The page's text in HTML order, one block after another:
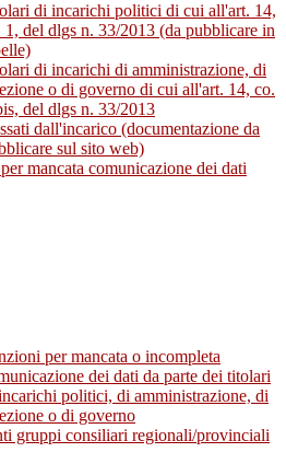
di incarichi politici di cui all'art. 14,
1, del dlgs n. 33/2013 (da pubblicare in
di incarichi di amministrazione, di
o di governo di cui all'art. 14, co.
del dlgs n. 33/2013
dall'incarico (documentazione da
sul sito web)
mancata comunicazione dei dati
per mancata o incompleta
dei dati da parte dei titolari
politici, di amministrazione, di
o di governo
gruppi consiliari regionali/provinciali